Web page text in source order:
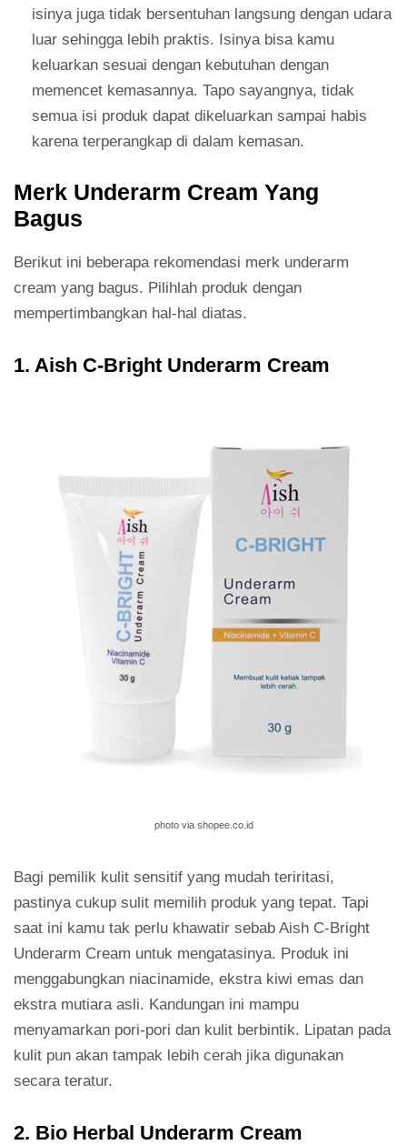
isinya juga tidak bersentuhan langsung dengan udara
luar sehingga lebih praktis. Isinya bisa kamu
keluarkan sesuai dengan kebutuhan dengan
memencet kemasannya. Tapo sayangnya, tidak
semua isi produk dapat dikeluarkan sampai habis
karena terperangkap di dalam kemasan.
Merk Underarm Cream Yang
Bagus
Berikut ini beberapa rekomendasi merk underarm
cream yang bagus. Pilihlah produk dengan
mempertimbangkan hal-hal diatas.
1. Aish C-Bright Underarm Cream
photo via shopee.co.id
Bagi pemilik kulit sensitif yang mudah teriritasi,
pastinya cukup sulit memilih produk yang tepat. Tapi
saat ini kamu tak perlu khawatir sebab Aish C-Bright
Underarm Cream untuk mengatasinya. Produk ini
menggabungkan niacinamide, ekstra kiwi emas dan
ekstra mutiara asli. Kandungan ini mampu
menyamarkan pori-pori dan kulit berbintik. Lipatan pada
kulit pun akan tampak lebih cerah jika digunakan
secara teratur.
2. Bio Herbal Underarm Cream